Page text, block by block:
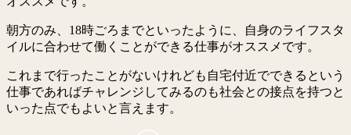
朝方のみ、18時ごろまでといったように、自身のライフスタ
イルに合わせて働くことができる仕事がオススメです。
これまで行ったことがないけれども自宅付近でできるという
仕事であればチャレンジしてみるのも社会との接点を持つと
いった点でもよいと言えます。